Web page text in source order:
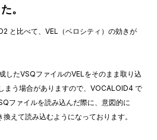
。
と比べて、VEL（ベロシティ）の効きが
したVSQファイルのVELをそのまま取り込
まう場合がありますので、VOCALOID4 で
ファイルを読み込んだ際に、意図的に
えて読み込むようになっております。